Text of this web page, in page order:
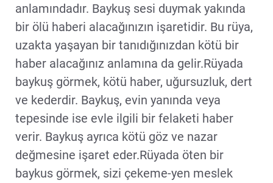
anlamındadır. Baykuş sesi duymak yakında
bir ölü haberi alacağınızın işaretidir. Bu rüya,
uzakta yaşayan bir tanıdığınızdan kötü bir
haber alacağınız anlamına da gelir.Rüyada
baykuş görmek, kötü haber, uğursuzluk, dert
ve kederdir. Baykuş, evin yanında veya
tepesinde ise evle ilgili bir felaketi haber
verir. Baykuş ayrıca kötü göz ve nazar
değmesine işaret eder.Rüyada öten bir
baykus görmek, sizi çekeme-yen meslek